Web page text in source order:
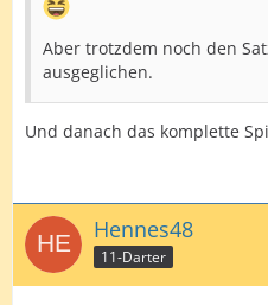
Aber trotzdem noch den
ausgeglichen.
Und danach das komplette
Hennes48
11-Darter